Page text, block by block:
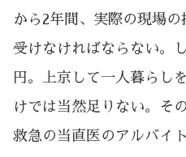
から2年間、実際の現場
受けなければならない。
円。上京して一人暮らし
けでは当然足りない。そ
救急の当直医のアルバイ